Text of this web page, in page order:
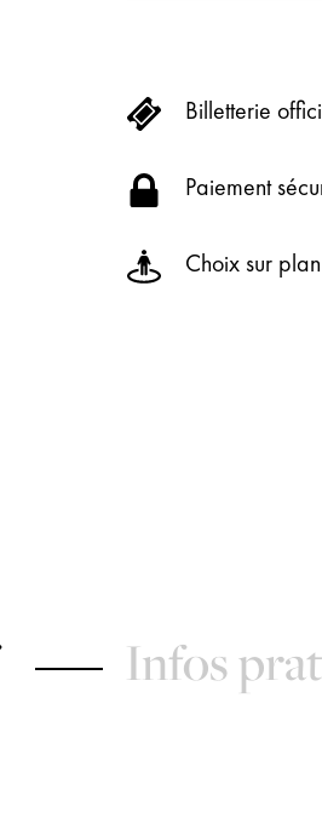
Billetterie
Paiement
Choix sur plan
Infos